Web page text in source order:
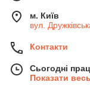
м. Київ
вул.
Контакти
Сьогодні
Показати